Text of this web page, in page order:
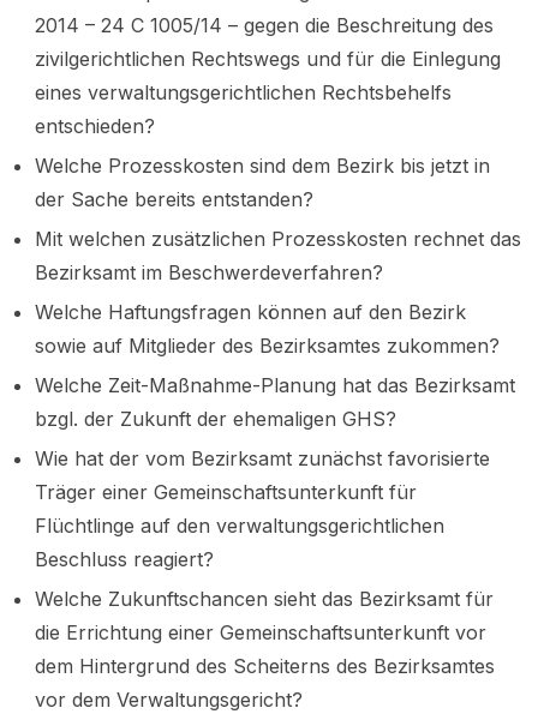
2014 – 24 C 1005/14 – gegen die Beschreitung des
zivilgerichtlichen Rechtswegs und für die Einlegung
eines verwaltungsgerichtlichen Rechtsbehelfs
entschieden?
Welche Prozesskosten sind dem Bezirk bis jetzt in
der Sache bereits entstanden?
Mit welchen zusätzlichen Prozesskosten rechnet das
Bezirksamt im Beschwerdeverfahren?
Welche Haftungsfragen können auf den Bezirk
sowie auf Mitglieder des Bezirksamtes zukommen?
Welche Zeit-Maßnahme-Planung hat das Bezirksamt
bzgl. der Zukunft der ehemaligen GHS?
Wie hat der vom Bezirksamt zunächst favorisierte
Träger einer Gemeinschaftsunterkunft für
Flüchtlinge auf den verwaltungsgerichtlichen
Beschluss reagiert?
Welche Zukunftschancen sieht das Bezirksamt für
die Errichtung einer Gemeinschaftsunterkunft vor
dem Hintergrund des Scheiterns des Bezirksamtes
vor dem Verwaltungsgericht?